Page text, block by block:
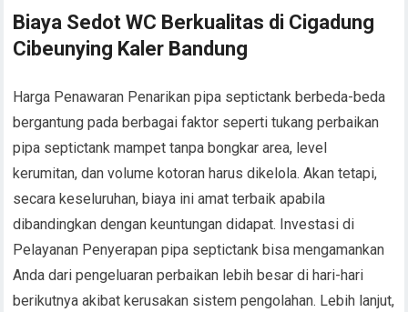
Biaya Sedot WC Berkualitas di Cigadung
Cibeunying Kaler Bandung
Harga Penawaran Penarikan pipa septictank berbeda-beda
bergantung pada berbagai faktor seperti tukang perbaikan
pipa septictank mampet tanpa bongkar area, level
kerumitan, dan volume kotoran harus dikelola. Akan tetapi,
secara keseluruhan, biaya ini amat terbaik apabila
dibandingkan dengan keuntungan didapat. Investasi di
Pelayanan Penyerapan pipa septictank bisa mengamankan
Anda dari pengeluaran perbaikan lebih besar di hari-hari
berikutnya akibat kerusakan sistem pengolahan. Lebih lanjut,